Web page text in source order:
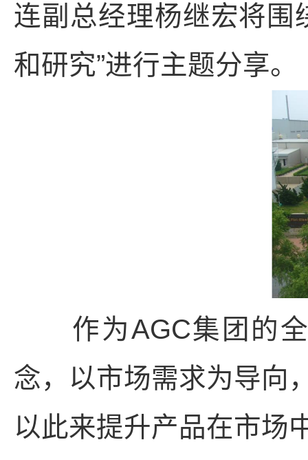
连副总经理杨继宏将围
和研究”进行主题分享。
作为AGC集团的全
念，以市场需求为导向
以此来提升产品在市场